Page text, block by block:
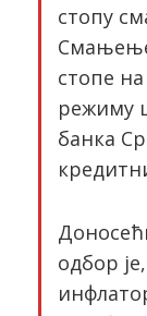
стопу
стопе
режиму
банка
одбор